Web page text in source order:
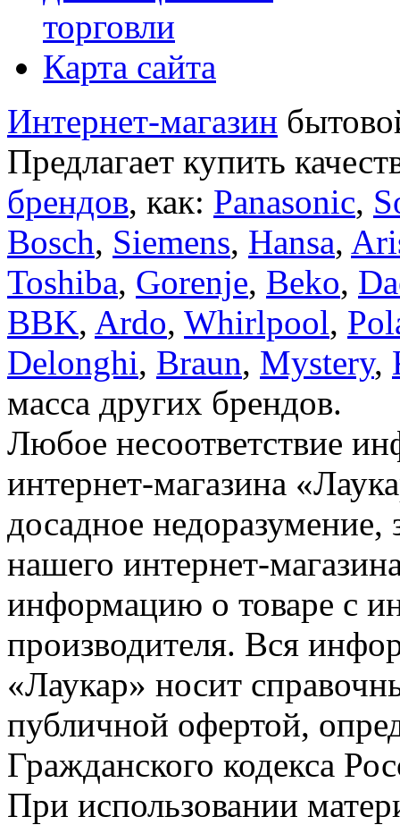
торговли
Карта сайта
Интернет-магазин
Предлагает купить
брендов, как: Panasonic,
Bosch, Siemens, Hansa,
Toshiba, Gorenje, Beko,
BBK, Ardo, Whirlpool,
Delonghi, Braun, Mystery,
масса других брендов.
Любое несоответствие
интернет-магазина
досадное недоразумение,
нашего интернет-
информацию о товаре с
производителя. Вся
«Лаукар» носит
публичной офертой,
Гражданского кодекса
При использовании